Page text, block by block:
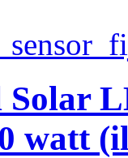
watt